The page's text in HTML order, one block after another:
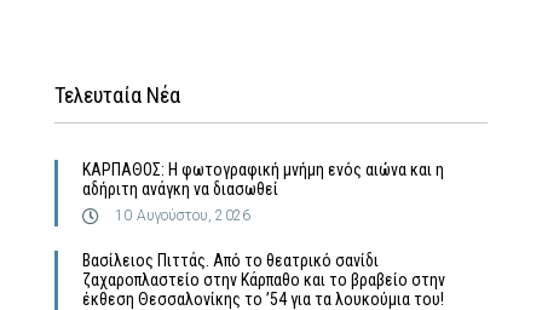
Τελευταία Νέα
ΚΑΡΠΑΘΟΣ: Η φωτογραφική μνήμη ενός αιώνα και η
αδήριτη ανάγκη να διασωθεί
10 Αυγούστου, 2026
Βασίλειος Πιττάς. Από το θεατρικό σανίδι
ζαχαροπλαστείο στην Κάρπαθο και το βραβείο στην
έκθεση Θεσσαλονίκης το ’54 για τα λουκούμια του!